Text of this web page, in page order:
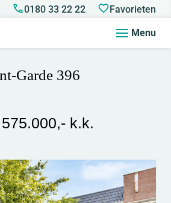
0180 33 22 22 Favorieten
Menu
Garde 396
k.k.